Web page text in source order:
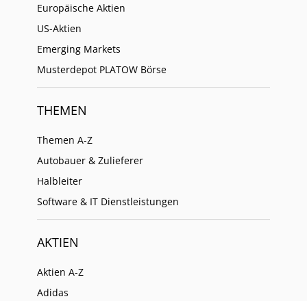
Europäische Aktien
US-Aktien
Emerging Markets
Musterdepot PLATOW Börse
THEMEN
Themen A-Z
Autobauer & Zulieferer
Halbleiter
Software & IT Dienstleistungen
AKTIEN
Aktien A-Z
Adidas